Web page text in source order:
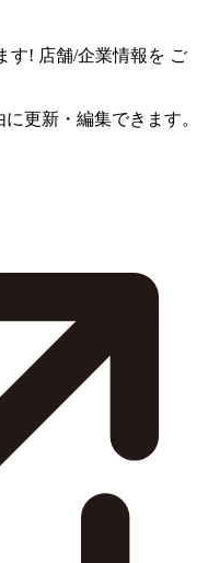
す! 店舗/企業情報を ご
更新・編集できます。